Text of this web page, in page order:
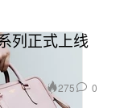
列正式上线
275 0